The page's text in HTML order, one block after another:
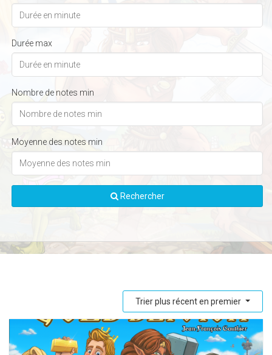
Durée max
Nombre de notes min
Moyenne des notes min
Rechercher
Trier plus récent en premier